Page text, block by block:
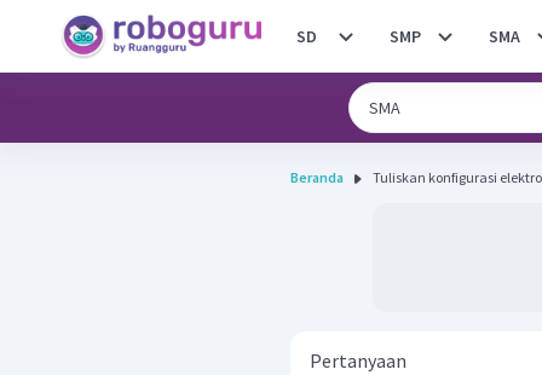
SD SMP SMA
Beranda
Pertanyaan